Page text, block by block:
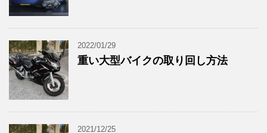
2022/01/29
重い大型バイクの取り回し方法
2021/12/25